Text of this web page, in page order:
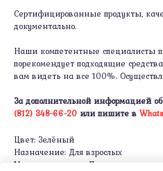
Сертифицированные продукты,
документально.
Наши компетентные специалисты
порекомендует подходящие
вам видеть на все 100%.
За дополнительной информацией
(812) 348-66-20 или пишите в
Цвет: Зелёный
Назначение: Для взрослых
Материал оправы: Пластик